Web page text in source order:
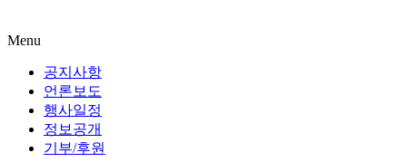
Menu
공지사항
언론보도
행사일정
정보공개
기부/후원